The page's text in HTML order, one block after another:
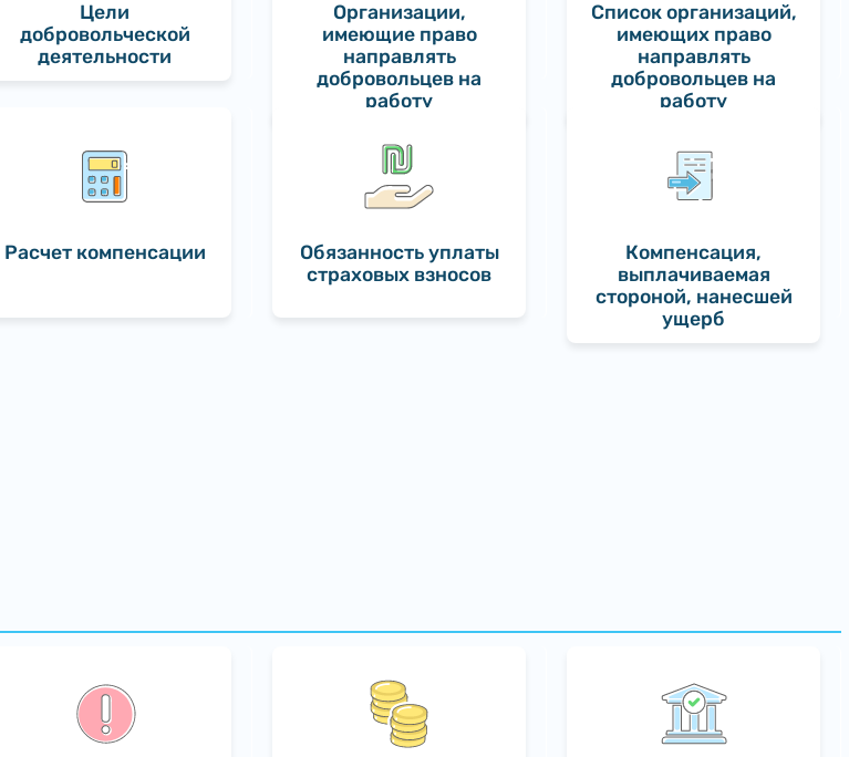
Цели
добровольческой
деятельности
Организации,
имеющие право
направлять
добровольцев на
работу
Список организаций,
имеющих право
направлять
добровольцев на
работу
Расчет компенсации
Обязанность уплаты
страховых взносов
Компенсация,
выплачиваемая
стороной, нанесшей
ущерб